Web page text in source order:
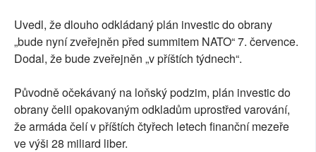
Uvedl, že dlouho odkládaný plán investic do obrany
„bude nyní zveřejněn před summitem NATO“ 7. července.
Dodal, že bude zveřejněn „v příštích týdnech“.
Původně očekávaný na loňský podzim, plán investic do
obrany čelil opakovaným odkladům uprostřed varování,
že armáda čelí v příštích čtyřech letech finanční mezeře
ve výši 28 miliard liber.